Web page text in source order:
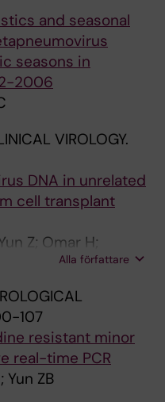
and seasonal
seasons in
2006
VIROLOGY.
DNA in unrelated
cell transplant
Z; Omar H;
I; Ljungman P;
Alla författare
107
resistant minor
real-time PCR
Yun ZB